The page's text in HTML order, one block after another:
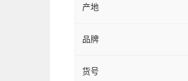
产地
品牌
货号